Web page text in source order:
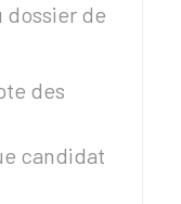
dossier de
des
candidat